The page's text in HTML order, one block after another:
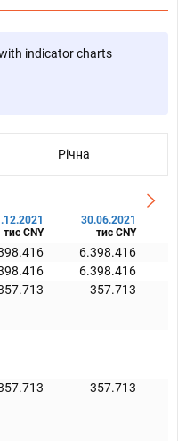
indicator charts
Річна
тис CNY
30.06.2021
тис CNY
6.398.416
6.398.416
357.713
357.713